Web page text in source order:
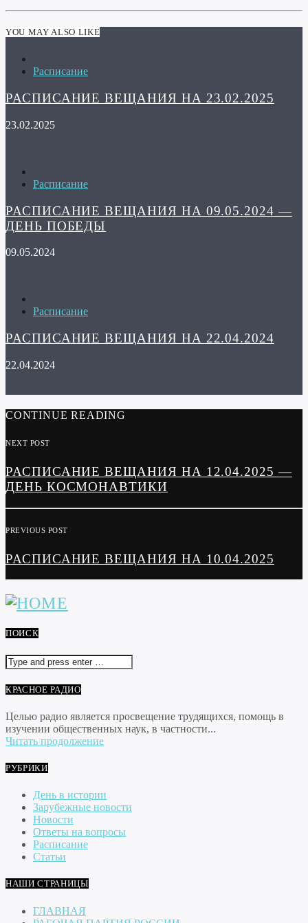
YOU MAY ALSO LIKE
Расписание
РАСПИСАНИЕ ВЕЩАНИЯ НА 23.02.2025
23.02.2025
Расписание
РАСПИСАНИЕ ВЕЩАНИЯ НА 09.05.2024 —
ДЕНЬ ПОБЕДЫ
09.05.2024
Расписание
РАСПИСАНИЕ ВЕЩАНИЯ НА 22.04.2024
22.04.2024
CONTINUE READING
NEXT POST
РАСПИСАНИЕ ВЕЩАНИЯ НА 12.04.2025 —
ДЕНЬ КОСМОНАВТИКИ
PREVIOUS POST
РАСПИСАНИЕ ВЕЩАНИЯ НА 10.04.2025
ПОИСК
КРАСНОЕ РАДИО
Целью радио является просвещение трудящихся, помощь в
изучении общественных наук, в частности...
Читать продолжение
РУБРИКИ
День в истории
Зарубежные новости
Новости
Ответы на вопросы
Расписание
Статьи
НАШИ СТРАНИЦЫ
ГЛАВНАЯ